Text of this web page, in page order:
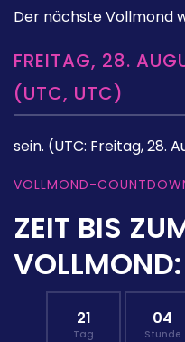
Der nächste Vollmond
FREITAG, 28.
(UTC, UTC)
sein. (UTC: Freitag, 28.
VOLLMOND-
ZEIT BIS
VOLLMOND:
21
Tag
04
Stunde